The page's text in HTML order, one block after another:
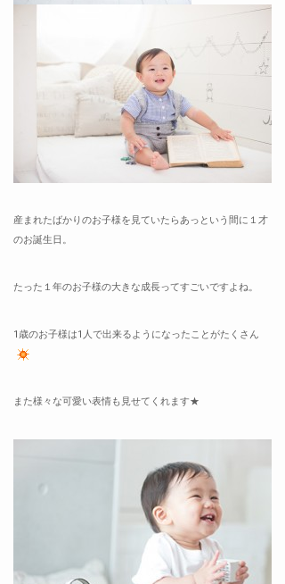
産まれたばかりのお子様を見ていたらあっという間に１才
のお誕生日。
たった１年のお子様の大きな成長ってすごいですよね。
1歳のお子様は1人で出来るようになったことがたくさん
また様々な可愛い表情も見せてくれます★